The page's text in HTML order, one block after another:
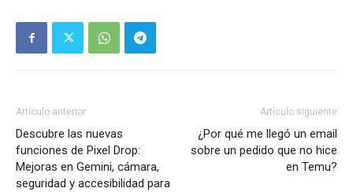
Artículo anterior
Descubre las nuevas
funciones de Pixel Drop:
Mejoras en Gemini, cámara,
seguridad y accesibilidad para
Artículo siguiente
¿Por qué me llegó un email
sobre un pedido que no hice
en Temu?